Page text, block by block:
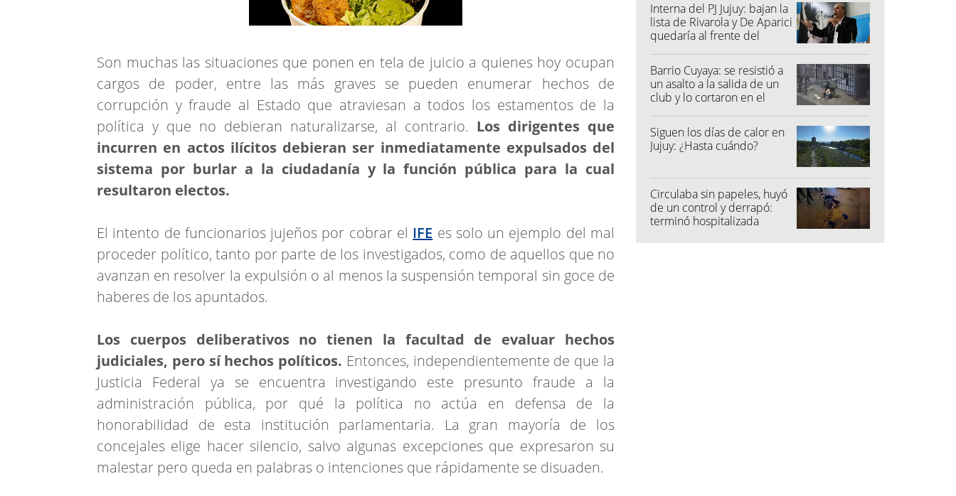
Son muchas las situaciones que ponen en tela de juicio a quienes hoy ocupan
cargos de poder, entre las más graves se pueden enumerar hechos de
corrupción y fraude al Estado que atraviesan a todos los estamentos de la
política y que no debieran naturalizarse, al contrario. Los dirigentes que
incurren en actos ilícitos debieran ser inmediatamente expulsados del
sistema por burlar a la ciudadanía y la función pública para la cual
resultaron electos.
El intento de funcionarios jujeños por cobrar el IFE es solo un ejemplo del mal
proceder político, tanto por parte de los investigados, como de aquellos que no
avanzan en resolver la expulsión o al menos la suspensión temporal sin goce de
haberes de los apuntados.
Los cuerpos deliberativos no tienen la facultad de evaluar hechos
judiciales, pero sí hechos políticos. Entonces, independientemente de que la
Justicia Federal ya se encuentra investigando este presunto fraude a la
administración pública, por qué la política no actúa en defensa de la
honorabilidad de esta institución parlamentaria. La gran mayoría de los
concejales elige hacer silencio, salvo algunas excepciones que expresaron su
malestar pero queda en palabras o intenciones que rápidamente se disuaden.
Interna del PJ Jujuy: bajan la
lista de Rivarola y De Aparici
quedaría al frente del
Barrio Cuyaya: se resistió a
un asalto a la salida de un
club y lo cortaron en el
Siguen los días de calor en
Jujuy: ¿Hasta cuándo?
Circulaba sin papeles, huyó
de un control y derrapó:
terminó hospitalizada